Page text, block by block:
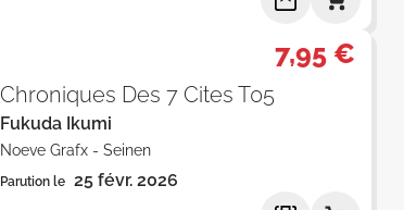
7,95 €
Chroniques Des 7 Cites T05
Fukuda Ikumi
Noeve Grafx - Seinen
Parution le 25 févr. 2026